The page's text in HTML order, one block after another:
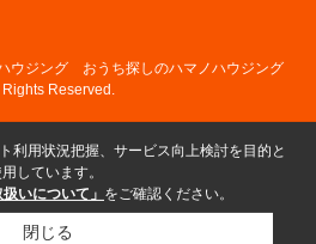
ウジング おうち探しのハマノハウジング
Reserved.
利用状況把握、サービス向上検討を目的と
しています。
いについて」 をご確認ください。
閉じる